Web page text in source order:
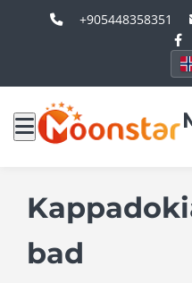
+905448358351
bad